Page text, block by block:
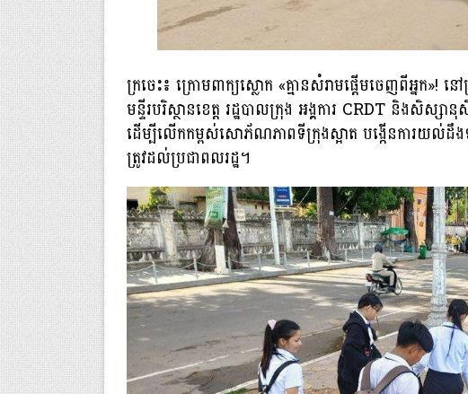
ក្រចេះ៖ ក្រោមពាក្យស្លោក «គ្មានសំរាមផ្ដើមចេញពីអ្នក»!
មន្ទីរបរិស្ថានខេត្ត រដ្ឋបាលក្រុង អង្គការ CRDT និងសិស្សា
ដើម្បីលើកកម្ពស់សោភ័ណភាពទីក្រុងស្អាត បង្កើនការយល់ដឹ
ត្រូវដល់ប្រជាពលរដ្ឋ។